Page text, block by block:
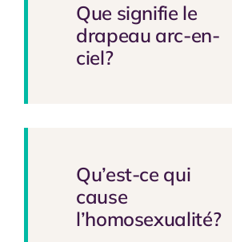
Que signifie le
drapeau arc-en-
ciel?
Qu’est-ce qui
cause
l’homosexualité?